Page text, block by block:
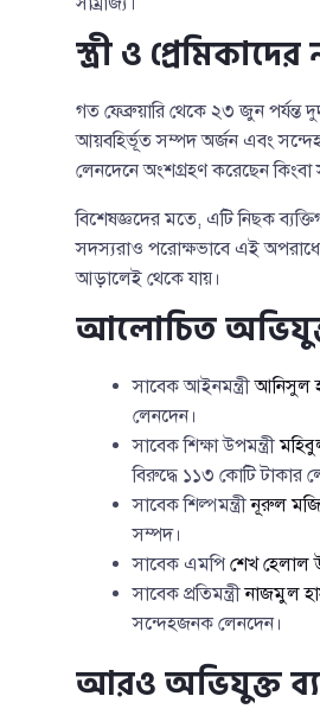
স্ত্রী ও
গত ফেব্রুয়ারি থেকে ২৩ জুন পর্যন্ত
আয়বহির্ভূত সম্পদ অর্জন এবং
লেনদেনে অংশগ্রহণ করেছেন
বিশেষজ্ঞদের মতে, এটি নিছক
সদস্যরাও পরোক্ষভাবে এই
আড়ালেই থেকে যায়।
আলোচিত
সাবেক আইনমন্ত্রীআনিসুল
লেনদেন।
সাবেক শিক্ষা উপমন্ত্রী
বিরুদ্ধে ১১৩ কোটি
সাবেক শিল্পমন্ত্রীনূরুল
সম্পদ।
সাবেক এমপি শেখ হেলাল
সাবেক প্রতিমন্ত্রীনাজমুল
সন্দেহজনক লেনদেন।
আরও অভিযুক্ত